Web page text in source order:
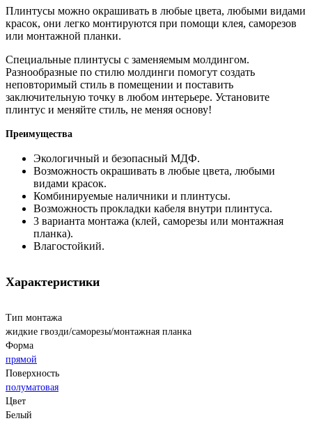
Плинтусы можно окрашивать в любые цвета, любыми видами
красок, они легко монтируются при помощи клея, саморезов
или монтажной планки.
Специальные плинтусы с заменяемым молдингом.
Разнообразные по стилю молдинги помогут создать
неповторимый стиль в помещении и поставить
заключительную точку в любом интерьере. Установите
плинтус и меняйте стиль, не меняя основу!
Преимущества
Экологичный и безопасный МДФ.
Возможность окрашивать в любые цвета, любыми
видами красок.
Комбинируемые наличники и плинтусы.
Возможность прокладки кабеля внутри плинтуса.
3 варианта монтажа (клей, саморезы или монтажная
планка).
Влагостойкий.
Характеристики
Тип монтажа
жидкие гвозди/саморезы/монтажная планка
Форма
прямой
Поверхность
полуматовая
Цвет
Белый